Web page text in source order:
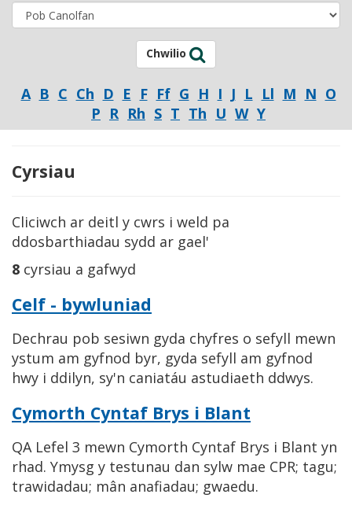
Chwilio
A B C Ch D E F Ff G H I J L Ll M N O
P R Rh S T Th U W Y
Cyrsiau
Cliciwch ar deitl y cwrs i weld pa
ddosbarthiadau sydd ar gael'
8 cyrsiau a gafwyd
Celf - bywluniad
Dechrau pob sesiwn gyda chyfres o sefyll mewn
ystum am gyfnod byr, gyda sefyll am gyfnod
hwy i ddilyn, sy'n caniatáu astudiaeth ddwys.
Cymorth Cyntaf Brys i Blant
QA Lefel 3 mewn Cymorth Cyntaf Brys i Blant yn
rhad. Ymysg y testunau dan sylw mae CPR; tagu;
trawidadau; mân anafiadau; gwaedu.